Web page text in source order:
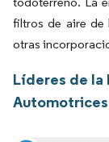
filtros de aire de
otras
Líderes de la